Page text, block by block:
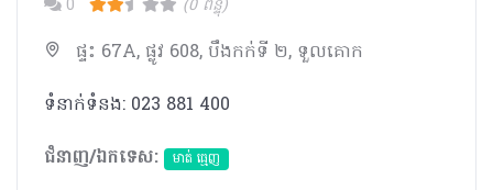
0 (0 ពិន្ទុ)
ផ្ទះ 67A, ផ្លូវ 608, បឹងកក់ទី ២, ទួលគោក
ទំនាក់ទំនង: 023 881 400
ជំនាញ/ឯកទេស:
មាត់ ធ្មេញ